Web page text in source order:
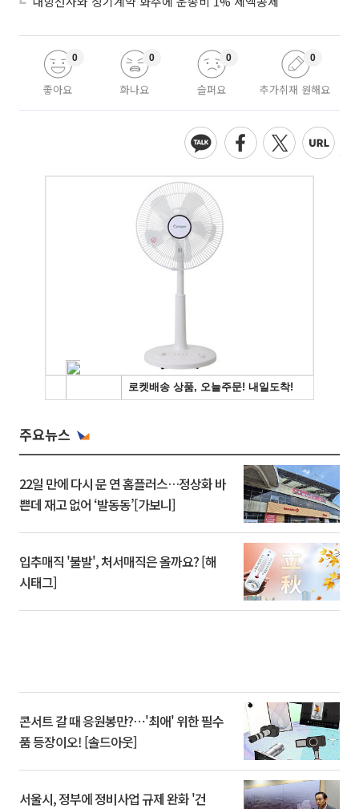
좋아요
0
화나요
0
슬퍼요
0
추가취재 원해요
0
주요뉴스
22일 만에 다시 문 연 홈플러스…정상화 바
쁜데 재고 없어 ‘발동동’[가보니]
입추매직 '불발', 처서매직은 올까요? [해
시태그]
콘서트 갈 때 응원봉만?⋯'최애' 위한 필수
품 등장이오! [솔드아웃]
서울시, 정부에 정비사업 규제 완화 '건